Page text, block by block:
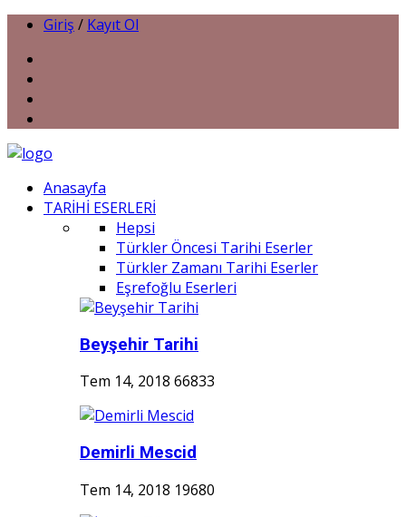
Giriş / Kayıt Ol
Anasayfa
TARİHİ ESERLERİ
Hepsi
Türkler Öncesi Tarihi Eserler
Türkler Zamanı Tarihi Eserler
Eşrefoğlu Eserleri
Beyşehir Tarihi
Tem 14, 2018 66833
Demirli Mescid
Tem 14, 2018 19680